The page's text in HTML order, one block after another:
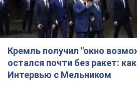
Кремль получил "окно
остался почти без ракет:
Интервью с Мельником